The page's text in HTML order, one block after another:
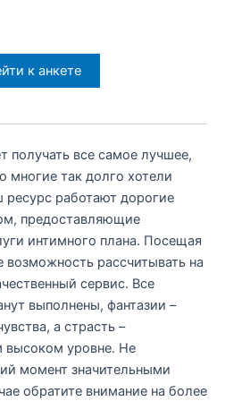
к анкете
получать все самое лучшее,
многие так долго хотели
ресурс работают дорогие
предоставляющие
интимного плана. Посещая
рассчитывать на
сервис. Все
выполнены, фантазии –
а страсть –
высоком уровне. Не
момент значительными
обратите внимание на более